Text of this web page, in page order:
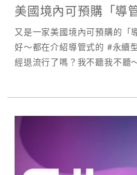
美國境內可預購「導
又是一家美國境內可預購的「
好～都在介紹導管式的 #永續
經退流行了嗎？我不聽我不聽